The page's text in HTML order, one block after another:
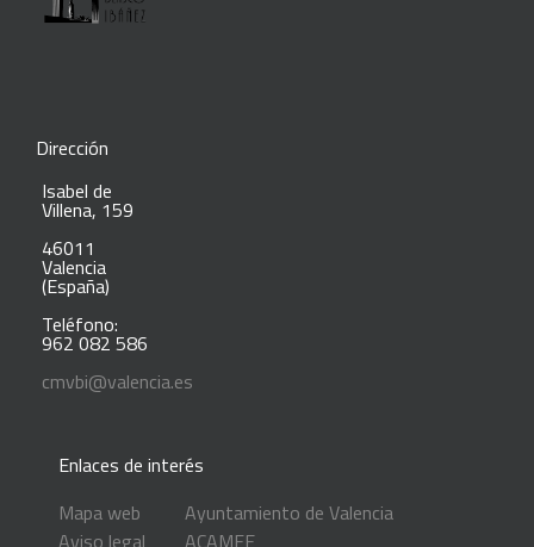
Dirección
Isabel de
Villena, 159
46011
Valencia
(España)
Teléfono:
962 082 586
cmvbi@valencia.es
Enlaces de interés
Mapa web
Aviso legal
Ayuntamiento de Valencia
ACAMFE